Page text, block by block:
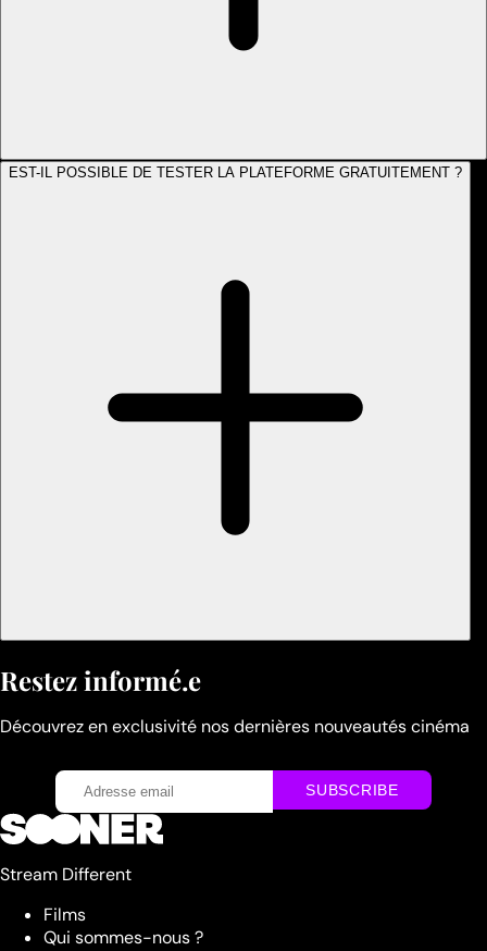
EST-IL POSSIBLE DE TESTER LA PLATEFORME GRATUITEMENT ?
Restez informé.e
Découvrez en exclusivité nos dernières nouveautés cinéma
Stream Different
Films
Qui sommes-nous ?